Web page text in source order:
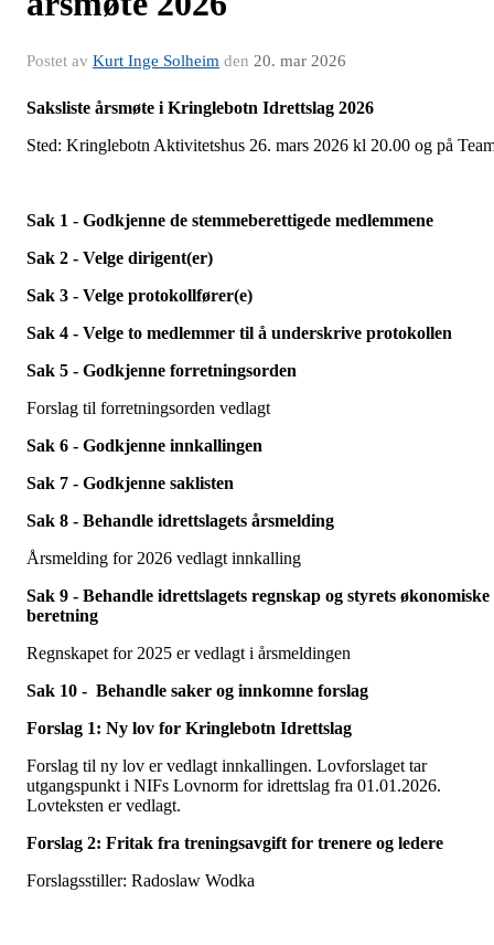
Postet av Kurt Inge Solheim den 20. mar 2026
Saksliste årsmøte i Kringlebotn Idrettslag 2026
Sted: Kringlebotn Aktivitetshus 26. mars 2026 kl 20.00 og på
Sak 1 - Godkjenne de stemmeberettigede medlemmene
Sak 2 - Velge dirigent(er)
Sak 3 - Velge protokollfører(e)
Sak 4 - Velge to medlemmer til å underskrive protokollen
Sak 5 - Godkjenne forretningsorden
Forslag til forretningsorden vedlagt
Sak 6 - Godkjenne innkallingen
Sak 7 - Godkjenne saklisten
Sak 8 - Behandle idrettslagets årsmelding
Årsmelding for 2026 vedlagt innkalling
Sak 9 - Behandle idrettslagets regnskap og styrets økonomiske
beretning
Regnskapet for 2025 er vedlagt i årsmeldingen
Sak 10 - Behandle saker og innkomne forslag
Forslag 1: Ny lov for Kringlebotn Idrettslag
Forslag til ny lov er vedlagt innkallingen. Lovforslaget tar
utgangspunkt i NIFs Lovnorm for idrettslag fra 01.01.2026.
Lovteksten er vedlagt.
Forslag 2: Fritak fra treningsavgift for trenere og ledere
Forslagsstiller: Radoslaw Wodka